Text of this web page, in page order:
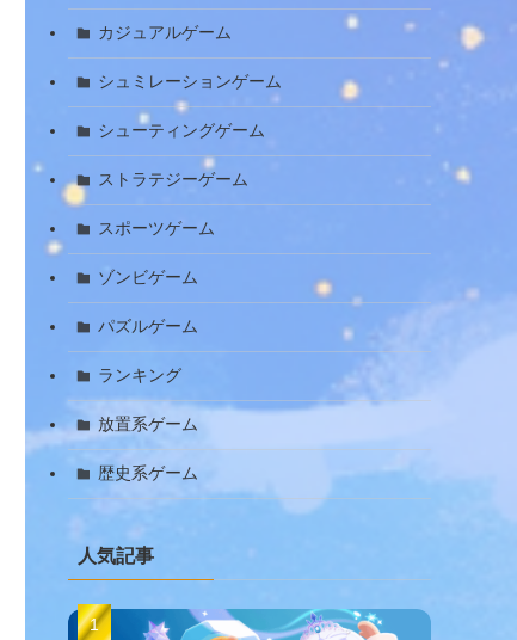
カジュアルゲーム
シュミレーションゲーム
シューティングゲーム
ストラテジーゲーム
スポーツゲーム
ゾンビゲーム
パズルゲーム
ランキング
放置系ゲーム
歴史系ゲーム
人気記事